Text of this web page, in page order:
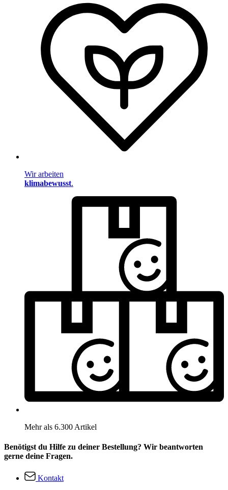
Wir arbeiten
klimabewusst.
Mehr als 6.300 Artikel
Benötigst du Hilfe zu deiner Bestellung? Wir beantworten
gerne deine Fragen.
Kontakt